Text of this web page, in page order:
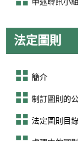
法定圖則
簡介
制訂圖則的
法定圖則目